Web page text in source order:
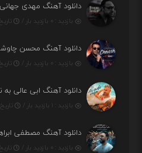
دانلود آهنگ مهدی جهانی
بازدید : ۰ بازدید بار / تاریخ :
دانلود آهنگ محسن
بازدید : ۰ بازدید بار / تاریخ :
دانلود آهنگ ابی عالی به
بازدید : ۱ بازدید بار / تاریخ :
بازدید : ۰ بازدید بار / تاریخ :